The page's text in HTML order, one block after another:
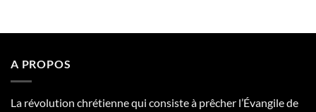
A PROPOS
La révolution chrétienne qui consiste à prêcher l’Évangile de